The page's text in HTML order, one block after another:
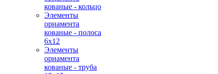
кованые - кольцо
Элементы
орнамента
кованые - полоса
6х12
Элементы
орнамента
кованые - труба